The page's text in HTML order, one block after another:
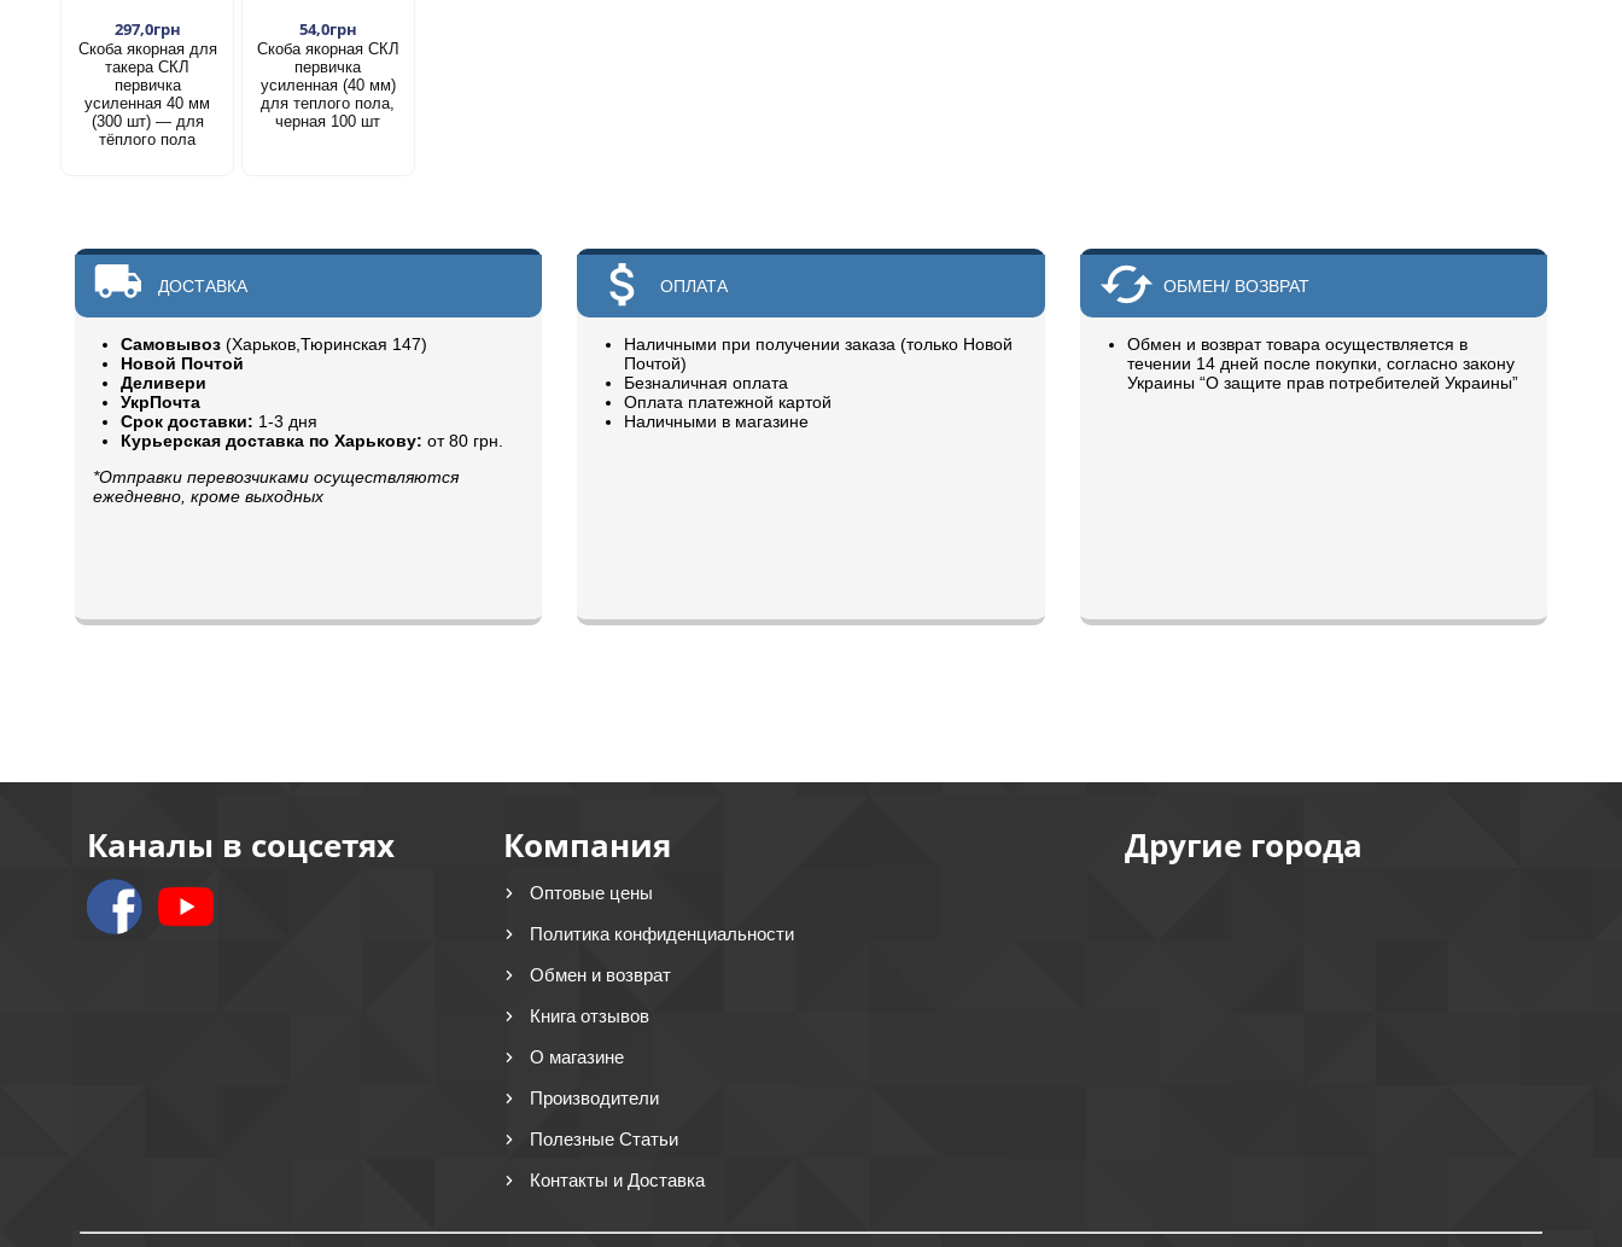
297,0грн
Скоба якорная для
такера СКЛ
первичка
усиленная 40 мм
(300 шт) — для
тёплого пола
54,0грн
Скоба якорная СКЛ
первичка
усиленная (40 мм)
для теплого пола,
черная 100 шт
ДОСТАВКА
Самовывоз(Харьков,Тюринская 147)
Новой Почтой
Деливери
УкрПочта
Срок доставки: 1-3 дня
Курьерская доставка по Харькову:от 80 грн.
*Отправки перевозчиками осуществляются
ежедневно, кроме выходных
ОПЛАТА
Наличными при получении заказа (только Новой
Почтой)
Безналичная оплата
Оплата платежной картой
Наличными в магазине
ОБМЕН/ ВОЗВРАТ
Обмен и возврат товара осуществляется в
течении 14 дней после покупки, согласно закону
Украины “О защите прав потребителей Украины”
Каналы в соцсетях Компания
Оптовые цены
Политика конфиденциальности
Обмен и возврат
Книга отзывов
О магазине
Производители
Полезные Статьи
Контакты и Доставка
Другие города